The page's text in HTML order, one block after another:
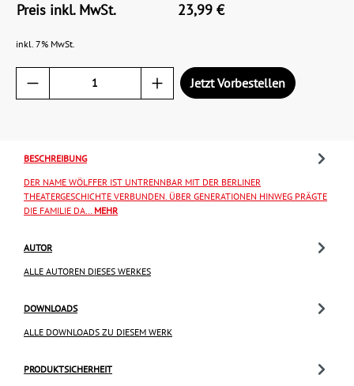
Preis inkl. MwSt. 23,99 €
inkl. 7% MwSt.
Jetzt Vorbestellen
BESCHREIBUNG
DER NAME WÖLFFER IST UNTRENNBAR MIT DER BERLINER
THEATERGESCHICHTE VERBUNDEN. ÜBER GENERATIONEN HINWEG PRÄGTE
DIE FAMILIE DA… MEHR
AUTOR
ALLE AUTOREN DIESES WERKES
DOWNLOADS
ALLE DOWNLOADS ZU DIESEM WERK
PRODUKTSICHERHEIT